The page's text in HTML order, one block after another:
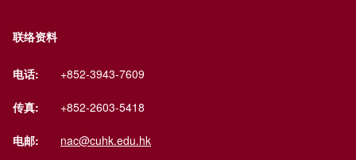
联络资料
电话: +852-3943-7609
传真: +852-2603-5418
电邮: nac@cuhk.edu.hk